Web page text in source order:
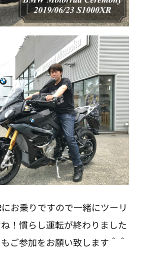
お乗りですので一緒にツーリ
！慣らし運転が終わりました
ご参加をお願い致します＾＾